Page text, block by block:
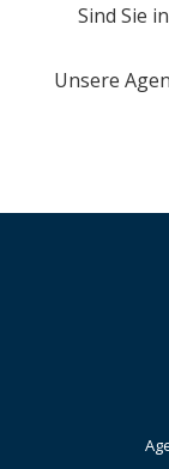
Sind Sie
Unsere